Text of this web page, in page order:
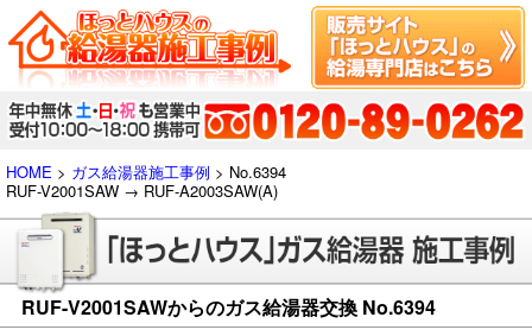
HOME > ガス給湯器施工事例 > No.6394
RUF-V2001SAW → RUF-A2003SAW(A)
RUF-V2001SAWからのガス給湯器交換 No.6394